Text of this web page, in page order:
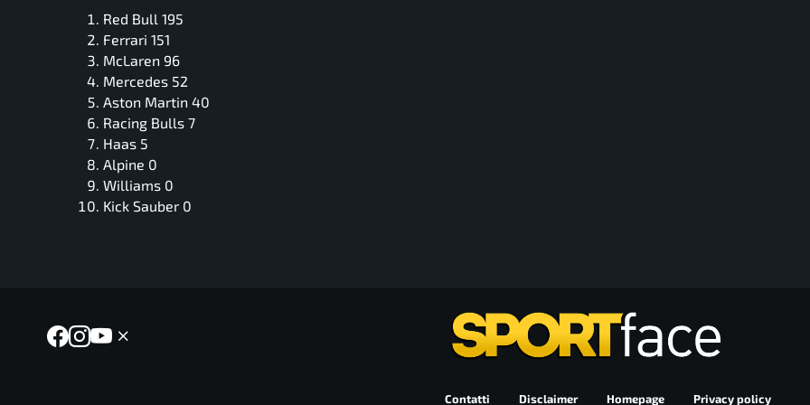
Red Bull 195
Ferrari 151
McLaren 96
Mercedes 52
Aston Martin 40
Racing Bulls 7
Haas 5
Alpine 0
Williams 0
Kick Sauber 0
Contatti Disclaimer Homepage Privacy policy